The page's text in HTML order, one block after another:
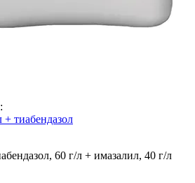
+ тиабендазол
60 г/л + имазалил, 40 г/л